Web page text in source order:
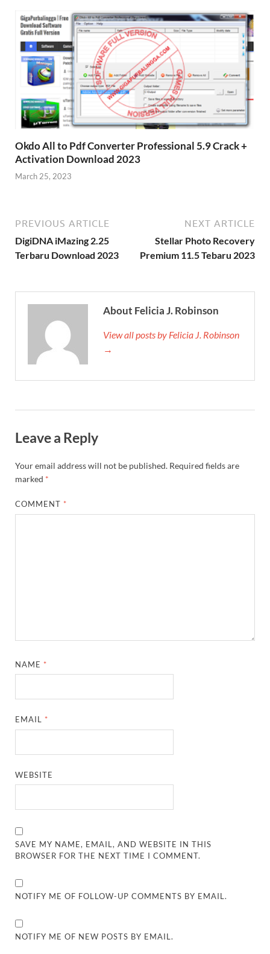
Okdo All to Pdf Converter Professional 5.9 Crack +
Activation Download 2023
March 25, 2023
PREVIOUS ARTICLE
DigiDNA iMazing 2.25
Terbaru Download 2023
NEXT ARTICLE
Stellar Photo Recovery
Premium 11.5 Tebaru 2023
About Felicia J. Robinson
View all posts by Felicia J. Robinson
→
Leave a Reply
Your email address will not be published. Required fields are
marked *
COMMENT *
NAME *
EMAIL *
WEBSITE
SAVE MY NAME, EMAIL, AND WEBSITE IN THIS
BROWSER FOR THE NEXT TIME I COMMENT.
NOTIFY ME OF FOLLOW-UP COMMENTS BY EMAIL.
NOTIFY ME OF NEW POSTS BY EMAIL.